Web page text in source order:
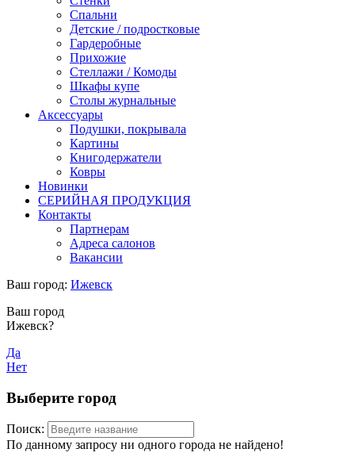
Спальни
Детские / подростковые
Гардеробные
Прихожие
Стеллажи / Комоды
Шкафы купе
Столы журнальные
Аксессуары
Подушки, покрывала
Картины
Книгодержатели
Ковры
Новинки
СЕРИЙНАЯ ПРОДУКЦИЯ
Контакты
Партнерам
Адреса салонов
Вакансии
Ваш город: Ижевск
Ваш город
Ижевск?
Да
Нет
Выберите город
Поиск:
По данному запросу ни одного города не найдено!